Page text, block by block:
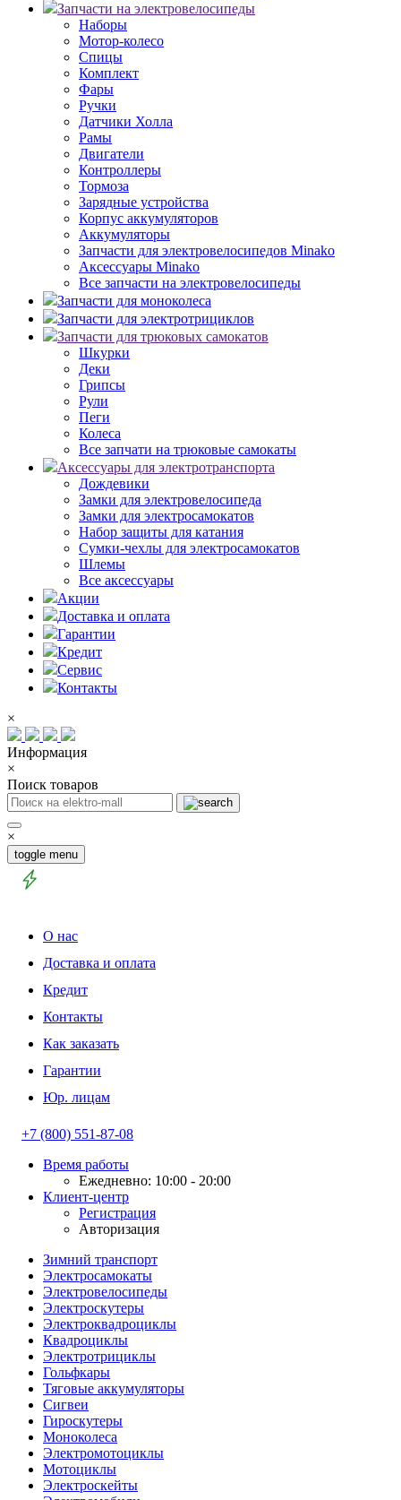
Запчасти на электровелосипеды
Наборы
Мотор-колесо
Спицы
Комплект
Фары
Ручки
Датчики Холла
Рамы
Двигатели
Контроллеры
Тормоза
Зарядные устройства
Корпус аккумуляторов
Аккумуляторы
Запчасти для электровелосипедов Minako
Аксессуары Minako
Все запчасти на электровелосипеды
Запчасти для моноколеса
Запчасти для электротрициклов
Запчасти для трюковых самокатов
Шкурки
Деки
Грипсы
Рули
Пеги
Колеса
Все запчати на трюковые самокаты
Аксессуары для электротранспорта
Дождевики
Замки для электровелосипеда
Замки для электросамокатов
Набор защиты для катания
Сумки-чехлы для электросамокатов
Шлемы
Все аксессуары
Акции
Доставка и оплата
Гарантии
Кредит
Сервис
Контакты
×
Информация
×
Поиск товаров
×
toggle menu
О нас
Доставка и оплата
Кредит
Контакты
Как заказать
Гарантии
Юр. лицам
+7 (800) 551-87-08
Время работы
Ежедневно: 10:00 - 20:00
Клиент-центр
Регистрация
Авторизация
Зимний транспорт
Электросамокаты
Электровелосипеды
Электроскутеры
Электроквадроциклы
Квадроциклы
Электротрициклы
Гольфкары
Тяговые аккумуляторы
Сигвеи
Гироскутеры
Моноколеса
Электромотоциклы
Мотоциклы
Электроскейты